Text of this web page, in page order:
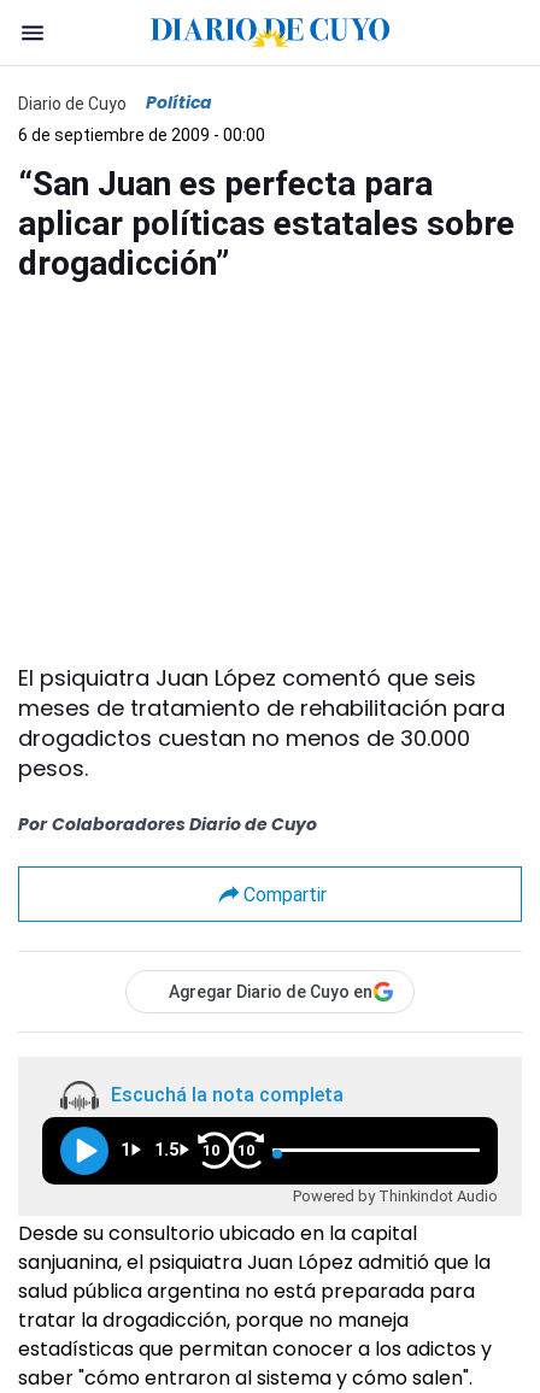
Diario de Cuyo Política
6 de septiembre de 2009 - 00:00
“San Juan es perfecta para
aplicar políticas estatales sobre
drogadicción”
El psiquiatra Juan López comentó que seis
meses de tratamiento de rehabilitación para
drogadictos cuestan no menos de 30.000
pesos.
Por Colaboradores Diario de Cuyo
Compartir
Agregar Diario de Cuyo en
Escuchá la nota completa
1 1.5 10 10
Powered by Thinkindot Audio
Desde su consultorio ubicado en la capital
sanjuanina, el psiquiatra Juan López admitió que la
salud pública argentina no está preparada para
tratar la drogadicción, porque no maneja
estadísticas que permitan conocer a los adictos y
saber "cómo entraron al sistema y cómo salen".